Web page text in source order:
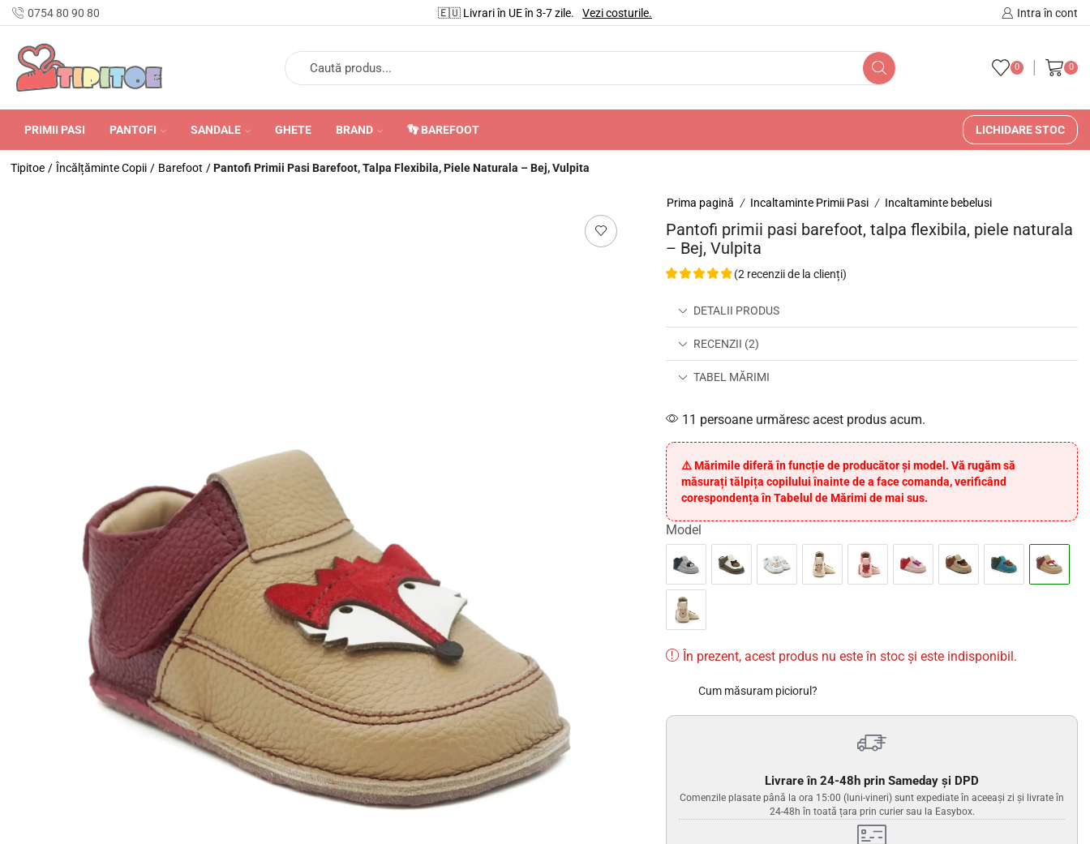
0754 80 90 80
în 24-48 de ore. 🇪🇺 Livrari în UE în 3-7 zile. Vezi costurile. 🚚 🇷🇴 Livrare înIntra în cont
0 0
PRIMII PASI PANTOFI SANDALE GHETE BRAND 👣 BAREFOOT LICHIDARE STOC
Tipitoe / Încălțăminte Copii / Barefoot /Pantofi Primii Pasi Barefoot, Talpa Flexibila, Piele Naturala – Bej, Vulpita
Prima pagină / Incaltaminte Primii Pasi / Incaltaminte bebelusi
Pantofi primii pasi barefoot, talpa flexibila, piele naturala
– Bej, Vulpita
(2 recenzii de la clienți)
DETALII PRODUS
RECENZII (2)
TABEL MĂRIMI
11 persoane urmăresc acest produs acum.
⚠️ Mărimile diferă în funcție de producător și model. Vă rugăm să
măsurați tălpița copilului înainte de a face comanda, verificând
corespondența în Tabelul de Mărimi de mai sus.
Model
În prezent, acest produs nu este în stoc și este indisponibil.
Cum măsuram piciorul?
Livrare în 24-48h prin Sameday și DPD
Comenzile plasate până la ora 15:00 (luni-vineri) sunt expediate în aceeași zi și livrate în
24-48h în toată țara prin curier sau la Easybox.